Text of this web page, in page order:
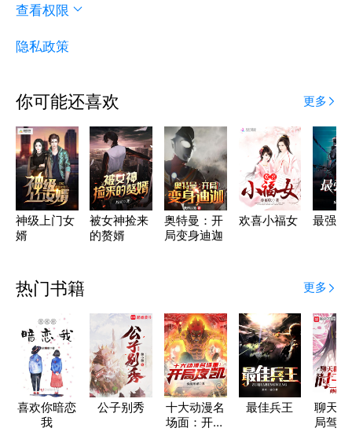
查看权限
隐私政策
你可能还喜欢 更多
神级上门女
婿
被女神捡来
的赘婿
奥特曼：开
局变身迪迦
欢喜小福女 最强匠
热门书籍 更多
喜欢你暗恋
我
公子别秀
十大动漫名
场面：开局
最佳兵王
聊天
局驾